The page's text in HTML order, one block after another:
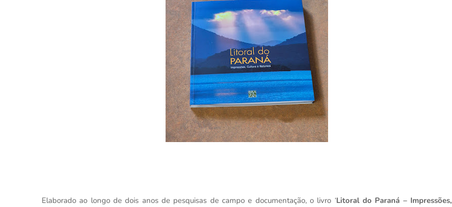
Elaborado ao longo de dois anos de pesquisas de campo e documentação, o livro ‘Litoral do Paraná – Impressões,